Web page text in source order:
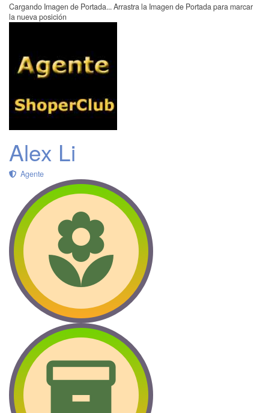
Cargando Imagen de Portada... Arrastra la Imagen de Portada para marcar
la nueva posición
Alex Li
Agente